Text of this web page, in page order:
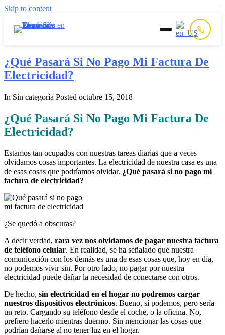
Skip to content
Inicio
Contacto
¿Qué Pasará Si No Pago Mi Factura De
Electricidad?
In Sin categoría Posted octubre 15, 2018
¿Qué Pasará Si No Pago Mi Factura De
Electricidad?
Estamos tan ocupados con nuestras tareas diarias que a veces
olvidamos cosas importantes. La electricidad de nuestra casa es una
de esas cosas que podríamos olvidar. ¿Qué pasará si no pago mi
factura de electricidad?
¿Se quedó a obscuras?
A decir verdad, rara vez nos olvidamos de pagar nuestra factura
de teléfono celular. En realidad, se ha señalado que nuestra
comunicación con los demás es una de esas cosas que, hoy en día,
no podemos vivir sin. Por otro lado, no pagar por nuestra
electricidad puede dañar la necesidad de conectarse con otros.
De hecho, sin electricidad en el hogar no podremos cargar
nuestros dispositivos electrónicos. Bueno, sí podemos, pero sería
un reto. Cargando su teléfono desde el coche, o la oficina. No,
prefiero hacerlo mientras duermo. Sin mencionar las cosas que
podrían dañarse al no tener luz en el hogar.